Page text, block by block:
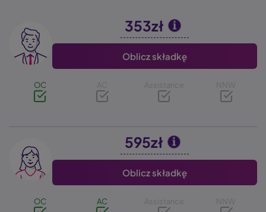
Image 353zł
Oblicz składkę
OC AC Assistance NNW
Image 595zł
Oblicz składkę
OC AC Assistance NNW